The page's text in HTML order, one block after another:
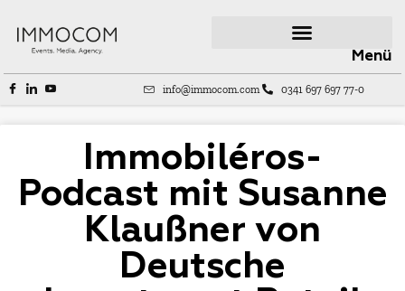
Menü
info@immocom.com 0341 697 697 77-0
Immobiléros-
Podcast mit Susanne
Klaußner von
Deutsche